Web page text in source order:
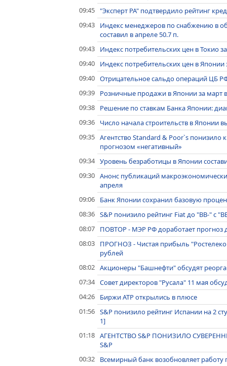
09:45 "Эксперт РА" подтвердило рейтинг
09:43
Индекс менеджеров по снабжению в
составил в апреле 50.7 п.
09:43
Индекс потребительских цен в Токио
09:40
Индекс потребительских цен в
09:40 Отрицательное сальдо операций ЦБ
09:39
Розничные продажи в Японии за март
09:38
Решение по ставкам Банка Японии:
09:36
Число начала строительств в Японии
09:35 Агентство Standard & Poor`s понизило
прогнозом «негативный»
09:34 Уровень безработицы в Японии
09:30 Анонс публикаций
апреля
09:06
Банк Японии сохранил базовую
08:36 S&P понизило рейтинг Fiat до "ВВ-" с
08:07
ПОВТОР - МЭР РФ доработает прогноз
08:03
ПРОГНОЗ - Чистая прибыль
рублей
08:02 Акционеры "Башнефти" обсудят
07:34 Совет директоров "Русала" 11 мая
04:26
Биржи АТР открылись в плюсе
01:56 S&P понизило рейтинг Испании на 2
1]
01:18 АГЕНТСТВО S&P ПОНИЗИЛО
S&P
00:32
Всемирный банк возобновляет работу